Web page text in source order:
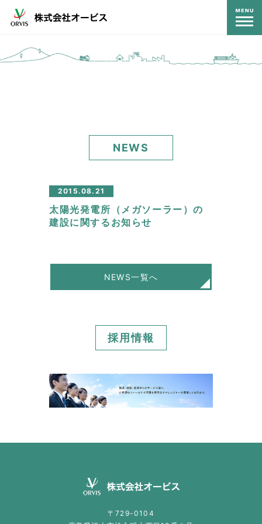
NEWS
2015.08.21
太陽光発電所（メガソーラー）の
建設に関するお知らせ
NEWS一覧へ
採用情報
〒729-0104